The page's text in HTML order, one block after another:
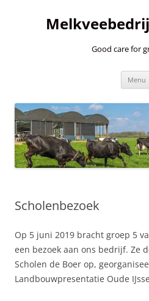
Good care for
Menu
Scholenbezoek
Op 5 juni 2019 bracht groep 5
een bezoek aan ons bedrijf. Ze
Scholen de Boer op,
Landbouwpresentatie Oude